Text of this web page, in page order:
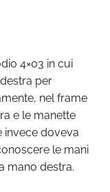
4×03 in cui
per
nel frame
e le manette
invece doveva
le mani
mano destra.